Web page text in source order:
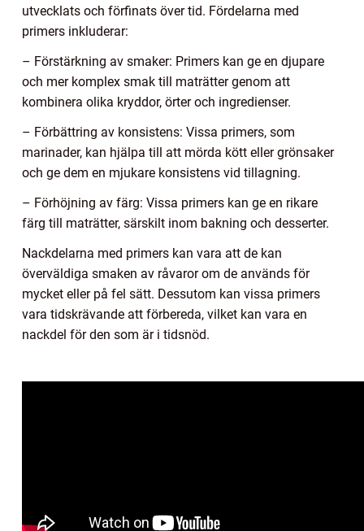
utvecklats och förfinats över tid. Fördelarna med
primers inkluderar:
– Förstärkning av smaker: Primers kan ge en djupare
och mer komplex smak till maträtter genom att
kombinera olika kryddor, örter och ingredienser.
– Förbättring av konsistens: Vissa primers, som
marinader, kan hjälpa till att mörda kött eller grönsaker
och ge dem en mjukare konsistens vid tillagning.
– Förhöjning av färg: Vissa primers kan ge en rikare
färg till maträtter, särskilt inom bakning och desserter.
Nackdelarna med primers kan vara att de kan
överväldiga smaken av råvaror om de används för
mycket eller på fel sätt. Dessutom kan vissa primers
vara tidskrävande att förbereda, vilket kan vara en
nackdel för den som är i tidsnöd.